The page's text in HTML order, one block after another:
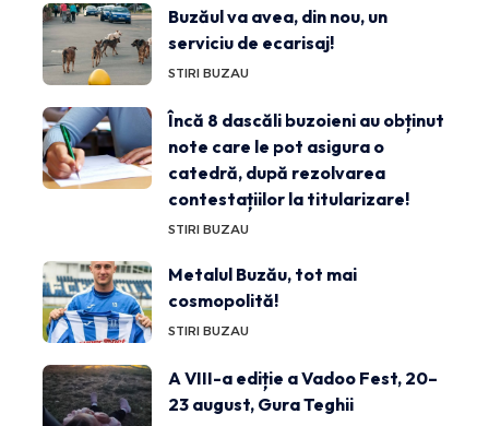
Buzăul va avea, din nou, un
serviciu de ecarisaj!
STIRI BUZAU
Încă 8 dascăli buzoieni au obținut
note care le pot asigura o
catedră, după rezolvarea
contestațiilor la titularizare!
STIRI BUZAU
Metalul Buzău, tot mai
cosmopolită!
STIRI BUZAU
A VIII-a ediție a Vadoo Fest, 20–
23 august, Gura Teghii